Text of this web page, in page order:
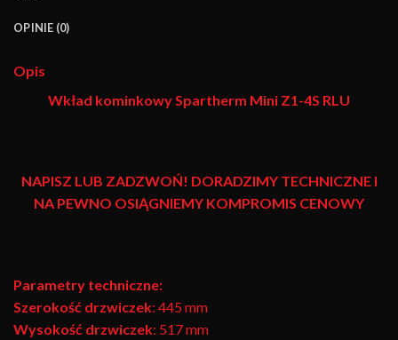
OPINIE (0)
Opis
Wkład kominkowy Spartherm Mini Z1-4S RLU
NAPISZ LUB ZADZWOŃ! DORADZIMY TECHNICZNE I
NA PEWNO OSIĄGNIEMY KOMPROMIS CENOWY
Parametry techniczne:
Szerokość drzwiczek: 445 mm
Wysokość drzwiczek: 517mm